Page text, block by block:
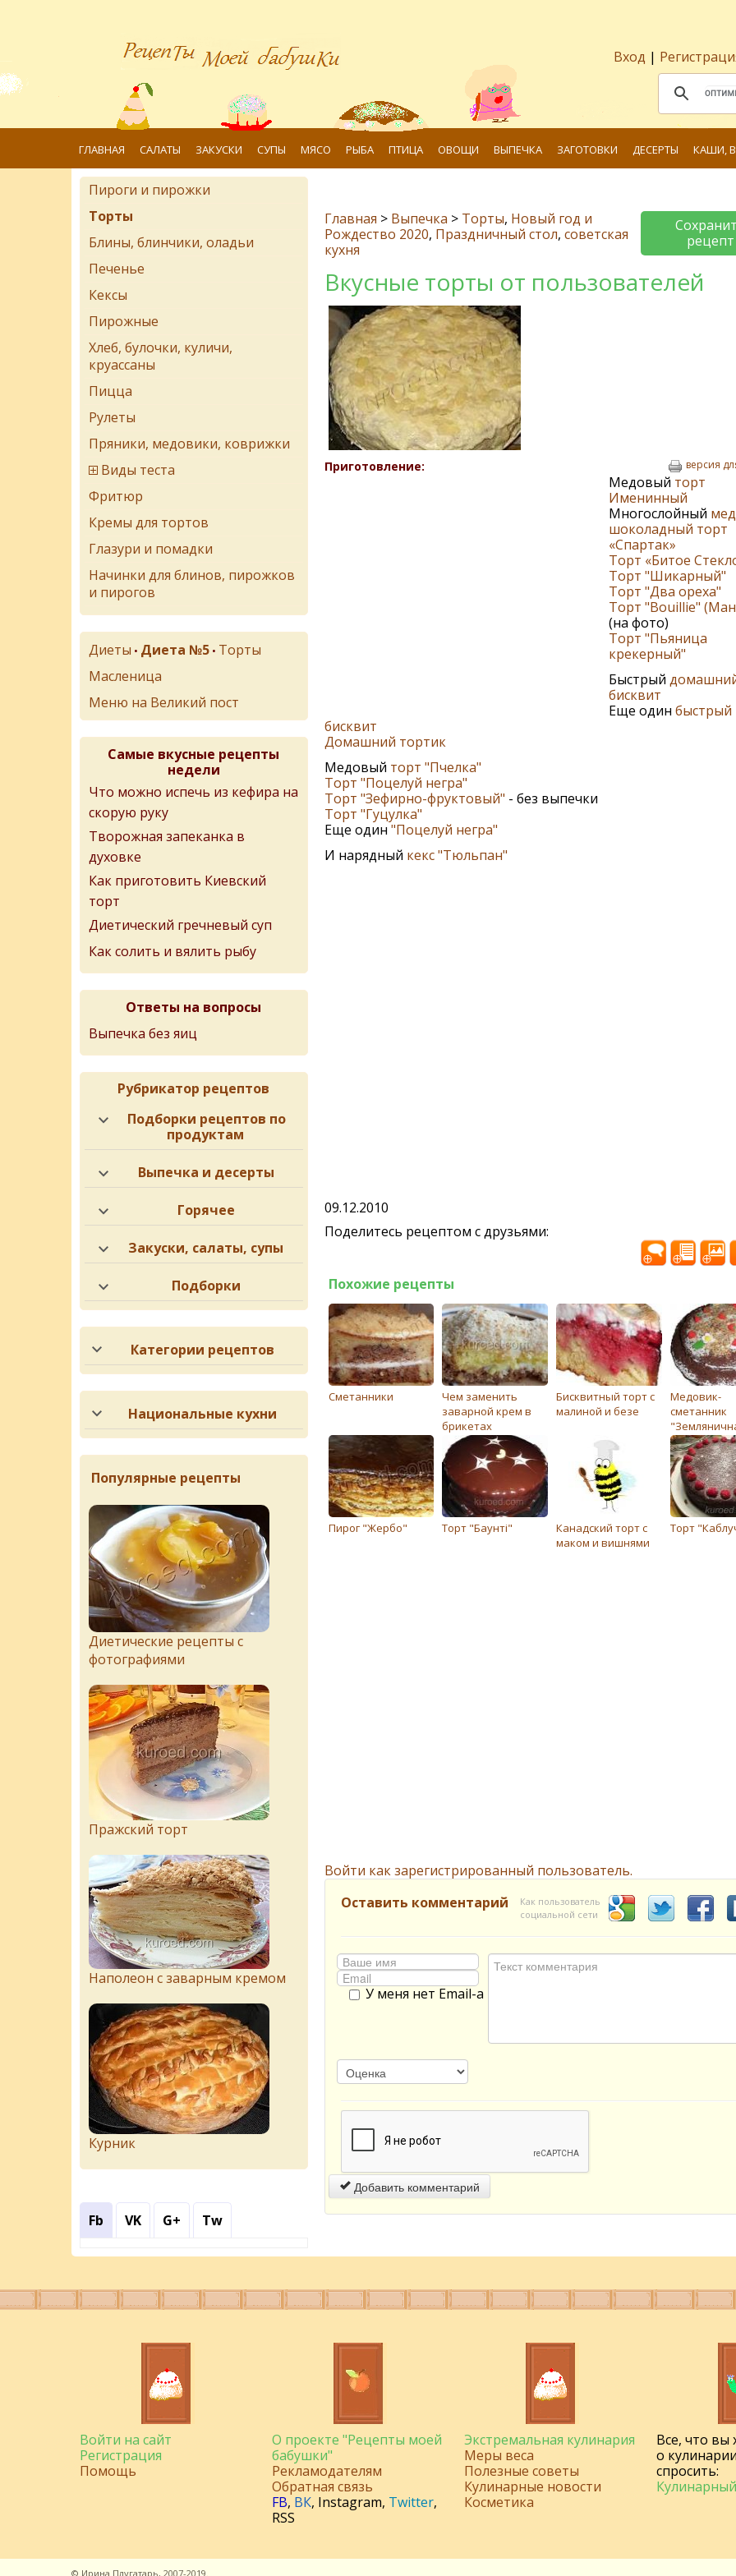
Вход |
ГЛАВНАЯ САЛАТЫ ЗАКУСКИ СУПЫ МЯСО РЫБА ПТИЦА ОВОЩИ ВЫПЕЧКА ЗАГОТОВКИ ДЕСЕРТЫ КАШИ,
Главная > Выпечка > Торты, Новый год и
Рождество 2020, Праздничный стол, советская
кухня
рецепт
Вкусные торты от пользователей
Приготовление: версия
Медовый торт
Именинный
Многослойный
шоколадный торт
«Спартак»
Торт «Битое
Торт "Шикарный"
Торт "Два ореха"
Торт "Вouillie"
(на фото)
Торт "Пьяница
крекерный"
Быстрый
бисквит
Еще один быстрый
бисквит
Домашний тортик
Медовый торт "Пчелка"
Торт "Поцелуй негра"
Торт "Зефирно-фруктовый" - без выпечки
Торт "Гуцулка"
Еще один "Поцелуй негра"
И нарядный кекс "Тюльпан"
09.12.2010
Поделитесь рецептом с друзьями:
Похожие рецепты
Сметанники
Чем заменить
заварной крем в
брикетах
Бисквитный торт с
малиной и безе
Медовик-
сметанник
полянка"
Пирог "Жербо" Торт "Баунті"
Канадский торт с
маком и вишнями
Торт
Войти как зарегистрированный пользователь.
Оставить комментарий
Как пользователь
социальной сети
У меня нет Email-а
Добавить комментарий
Пироги и пирожки
Торты
Блины, блинчики, оладьи
Печенье
Кексы
Пирожные
Хлеб, булочки, куличи,
круассаны
Пицца
Рулеты
Пряники, медовики, коврижки
Виды теста
Фритюр
Кремы для тортов
Глазури и помадки
Начинки для блинов, пирожков
и пирогов
Диеты • Диета №5 • Торты
Масленица
Меню на Великий пост
Самые вкусные рецепты
недели
Что можно испечь из кефира на
скорую руку
Творожная запеканка в
духовке
Как приготовить Киевский
торт
Диетический гречневый суп
Как солить и вялить рыбу
Ответы на вопросы
Выпечка без яиц
Рубрикатор рецептов
Подборки рецептов по
продуктам
Выпечка и десерты
Горячее
Закуски, салаты, супы
Подборки
Категории рецептов
Национальные кухни
Популярные рецепты
Диетические рецепты с
фотографиями
Пражский торт
Наполеон с заварным кремом
Курник
Fb VK G+ Tw
Войти на сайт
Регистрация
Помощь
О проекте "Рецепты моей
бабушки"
Рекламодателям
Обратная связь
FB, ВК, Instagram, Twitter,
RSS
Экстремальная кулинария
Меры веса
Полезные советы
Кулинарные новости
Косметика
Все, что вы
о
спросить:
© Ирина Плугатарь, 2007-2019.